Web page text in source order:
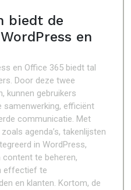
biedt de
en
en Office 365 biedt tal
Door deze twee
kunnen gebruikers
samenwerking, efficiënt
communicatie. Met
agenda’s, takenlijsten
in WordPress,
te beheren,
effectief te
en klanten. Kortom, de